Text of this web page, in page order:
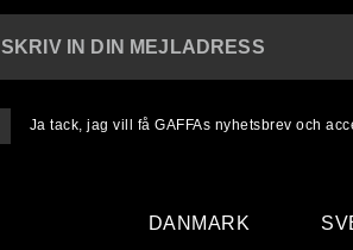
SKRIV IN DIN MEJLADRESS
Ja tack, jag vill få GAFFAs nyhetsbrev och
DANMARK